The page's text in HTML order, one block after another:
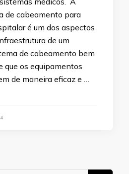
de cabeamento para
é um dos aspectos
de um
de cabeamento bem
que os equipamentos
de maneira eficaz e …